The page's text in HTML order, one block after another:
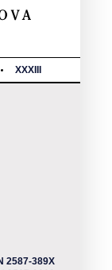
XXXIII
2587-389X